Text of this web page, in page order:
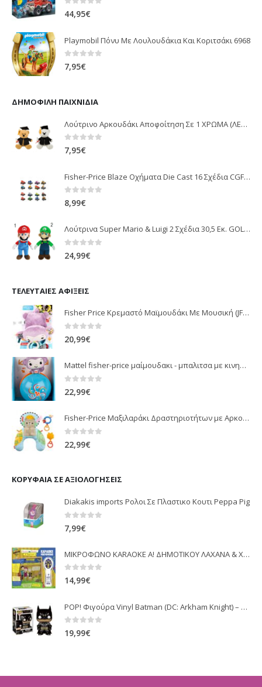
0 out of 5
44,95€
Playmobil Πόνυ Με Λουλουδάκια Και Κοριτσάκι 6968
0out of 5
7,95€
ΔΗΜΟΦΙΛΉ ΠΑΙΧΝΊΔΙΑ
Λούτρινο Αρκουδάκι Αποφοίτηση Σε 1 ΧΡΩΜΑ (ΛΕΥΚΟ)25Εκ 1850
0out of 5
7,95€
Fisher-Price Blaze Οχήματα Die Cast 16 Σχέδια CGF20
0 out of 5
8,99€
Λούτρινα Super Mario & Luigi 2 Σχέδια 30,5 Εκ. GOL13769
0 out of 5
24,99€
ΤΕΛΕΥΤΑΊΕΣ ΑΦΊΞΕΙΣ
Fisher Price Κρεμαστό Μαϊμουδάκι Με Μουσική (JFF02)
0 out of 5
20,99€
Mattel fisher-price μαίμουδακι - μπαλιτσα με κινηση JLB95
22,99€
Fisher-Price Μαξιλαράκι Δραστηριοτήτων με Αρκουδάκι (JHB44)
22,99€
ΚΟΡΥΦΑΊΑ ΣΕ ΑΞΙΟΛΟΓΉΣΕΙΣ
Diakakis imports Ρολοι Σε Πλαστικο Κουτι Peppa Pig
7,99€
ΜΙΚΡΟΦΩΝΟ KARAOKE Α! ΔΗΜΟΤΙΚΟΥ ΛΑΧΑΝΑ & ΧΑΧΑΝΑ (18201)
0 out of 5
14,99€
POP! Φιγούρα Vinyl Batman (DC: Arkham Knight) – Funko
0 out of 5
19,99€